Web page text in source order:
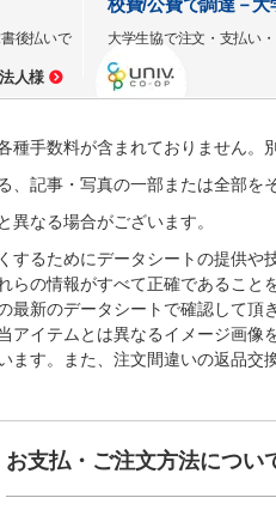
後払いで
人様
大学生協で注文・支払い
手数料が含まれておりません。
記事・写真の一部または全部を
なる場合がございます。
るためにデータシートの提供や
らの情報がすべて正確であること
最新のデータシートで確認して頂
アイテムとは異なるイメージ画像
ます。また、注文間違いの返品交
お支払・ご注文方法につい